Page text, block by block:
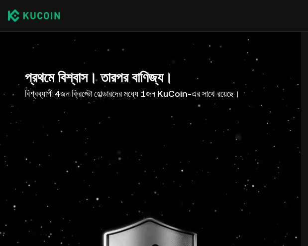
প্রথমে বিশ্বাস। তারপর বাণিজ্য।
বিশ্বব্যাপী 4জন ক্রিপ্টো হোল্ডারদের মধ্যে 1জন KuCoin-এর সাথে রয়েছে।